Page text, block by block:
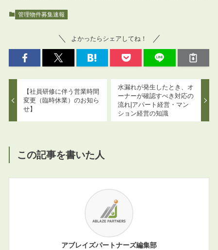
管理物件募集速報
よかったらシェアしてね！
【社員研修に伴う営業時間
変更（臨時休業）のお知ら
せ】
水漏れが発生したとき、オ
ーナーが確認すべき対応の
流れ|アパート経営・マン
ション経営の知識
この記事を書いた人
アブレイズパートナーズ編集部